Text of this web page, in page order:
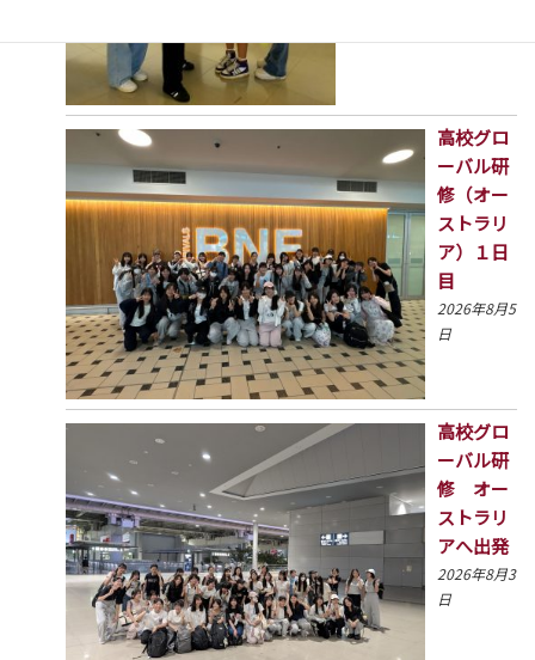
高校グロ
ーバル研
修（オー
ストラリ
ア）１日
目
2026年8月5
日
高校グロ
ーバル研
修 オー
ストラリ
アへ出発
2026年8月3
日